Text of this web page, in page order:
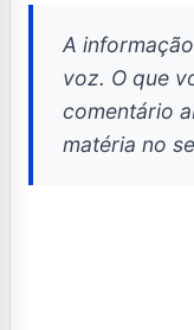
A
voz. O que
comentário
matéria no